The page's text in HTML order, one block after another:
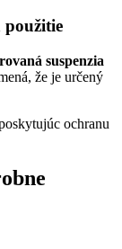
použitie
suspenzia
že je určený
ochranu